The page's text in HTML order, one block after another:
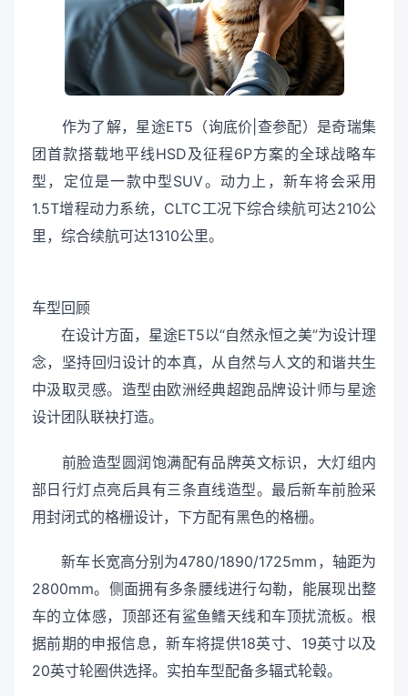
作为了解，星途ET5（询底价|查参配）是奇瑞集
团首款搭载地平线HSD及征程6P方案的全球战略车
型，定位是一款中型SUV。动力上，新车将会采用
1.5T增程动力系统，CLTC工况下综合续航可达210公
里，综合续航可达1310公里。
车型回顾
在设计方面，星途ET5以“自然永恒之美”为设计理
念，坚持回归设计的本真，从自然与人文的和谐共生
中汲取灵感。造型由欧洲经典超跑品牌设计师与星途
设计团队联袂打造。
前脸造型圆润饱满配有品牌英文标识，大灯组内
部日行灯点亮后具有三条直线造型。最后新车前脸采
用封闭式的格栅设计，下方配有黑色的格栅。
新车长宽高分别为4780/1890/1725mm，轴距为
2800mm。侧面拥有多条腰线进行勾勒，能展现出整
车的立体感，顶部还有鲨鱼鳍天线和车顶扰流板。根
据前期的申报信息，新车将提供18英寸、19英寸以及
20英寸轮圈供选择。实拍车型配备多辐式轮毂。